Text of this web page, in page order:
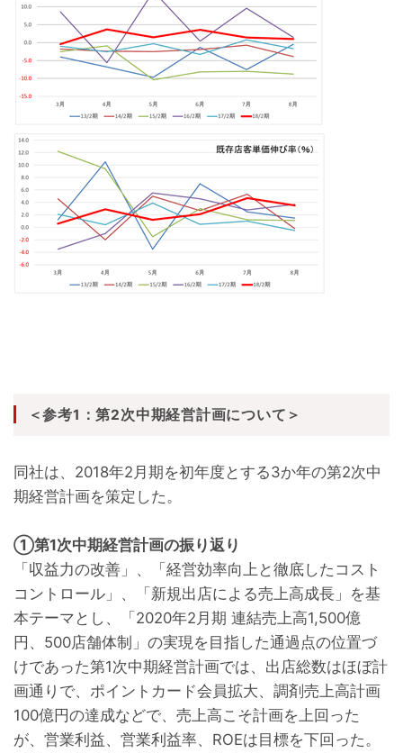
＜参考1：第2次中期経営計画について＞
同社は、2018年2月期を初年度とする3か年の第2次中
期経営計画を策定した。
①第1次中期経営計画の振り返り
「収益力の改善」、「経営効率向上と徹底したコスト
コントロール」、「新規出店による売上高成長」を基
本テーマとし、「2020年2月期 連結売上高1,500億
円、500店舗体制」の実現を目指した通過点の位置づ
けであった第1次中期経営計画では、出店総数はほぼ計
画通りで、ポイントカード会員拡大、調剤売上高計画
100億円の達成などで、売上高こそ計画を上回った
が、営業利益、営業利益率、ROEは目標を下回った。